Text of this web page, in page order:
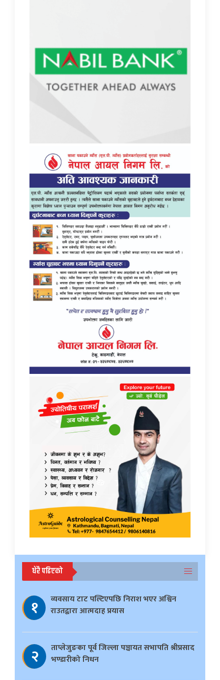
धेरै पढिएको
१
व्यवसाय टाट पल्टिएपछि निराश भएर अश्विन
राउतद्वारा आत्मदाह प्रयास
२
ताप्लेजुङका पूर्व जिल्ला पञ्चायत सभापति श्रीप्रसाद
भण्डारीको निधन